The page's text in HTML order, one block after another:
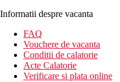
Informatii despre vacanta
FAQ
Vouchere de vacanta
Conditii de calatorie
Acte Calatorie
Verificare si plata online